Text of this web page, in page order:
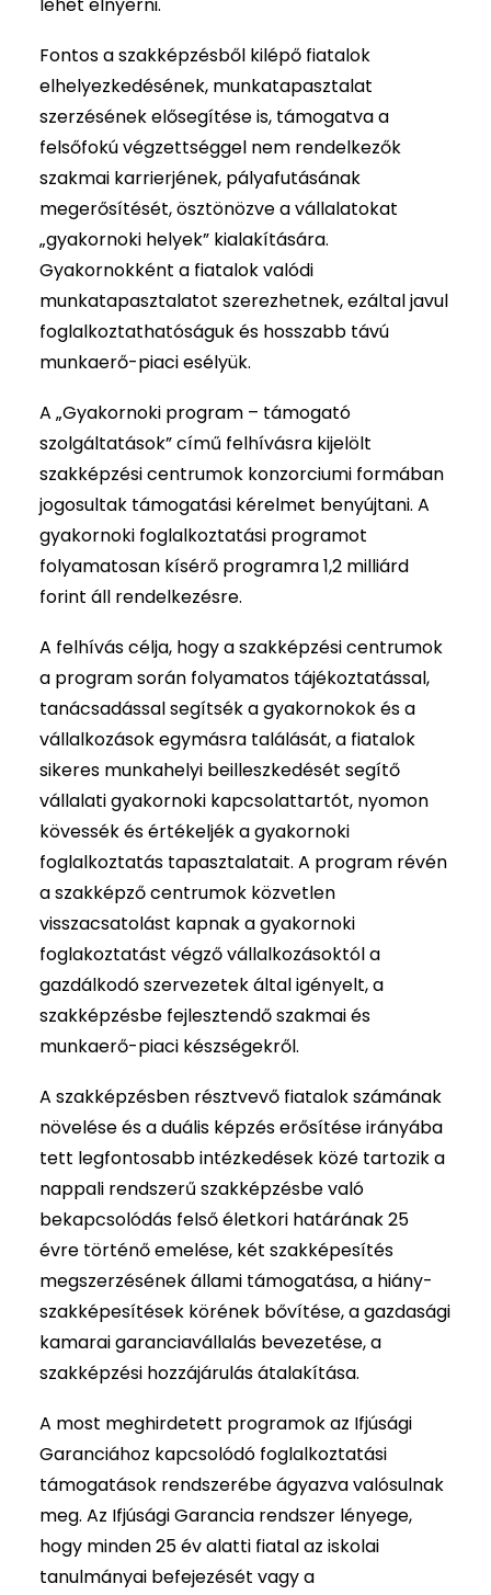
Fontos a szakképzésből kilépő fiatalok
elhelyezkedésének, munkatapasztalat
szerzésének elősegítése is, támogatva a
felsőfokú végzettséggel nem rendelkezők
szakmai karrierjének, pályafutásának
megerősítését, ösztönözve a vállalatokat
„gyakornoki helyek” kialakítására.
Gyakornokként a fiatalok valódi
munkatapasztalatot szerezhetnek, ezáltal javul
foglalkoztathatóságuk és hosszabb távú
munkaerő-piaci esélyük.
A „Gyakornoki program – támogató
szolgáltatások” című felhívásra kijelölt
szakképzési centrumok konzorciumi formában
jogosultak támogatási kérelmet benyújtani. A
gyakornoki foglalkoztatási programot
folyamatosan kísérő programra 1,2 milliárd
forint áll rendelkezésre.
A felhívás célja, hogy a szakképzési centrumok
a program során folyamatos tájékoztatással,
tanácsadással segítsék a gyakornokok és a
vállalkozások egymásra találását, a fiatalok
sikeres munkahelyi beilleszkedését segítő
vállalati gyakornoki kapcsolattartót, nyomon
kövessék és értékeljék a gyakornoki
foglalkoztatás tapasztalatait. A program révén
a szakképző centrumok közvetlen
visszacsatolást kapnak a gyakornoki
foglakoztatást végző vállalkozásoktól a
gazdálkodó szervezetek által igényelt, a
szakképzésbe fejlesztendő szakmai és
munkaerő-piaci készségekről.
A szakképzésben résztvevő fiatalok számának
növelése és a duális képzés erősítése irányába
tett legfontosabb intézkedések közé tartozik a
nappali rendszerű szakképzésbe való
bekapcsolódás felső életkori határának 25
évre történő emelése, két szakképesítés
megszerzésének állami támogatása, a hiány-
szakképesítések körének bővítése, a gazdasági
kamarai garanciavállalás bevezetése, a
szakképzési hozzájárulás átalakítása.
A most meghirdetett programok az Ifjúsági
Garanciához kapcsolódó foglalkoztatási
támogatások rendszerébe ágyazva valósulnak
meg. Az Ifjúsági Garancia rendszer lényege,
hogy minden 25 év alatti fiatal az iskolai
tanulmányai befejezését vagy a